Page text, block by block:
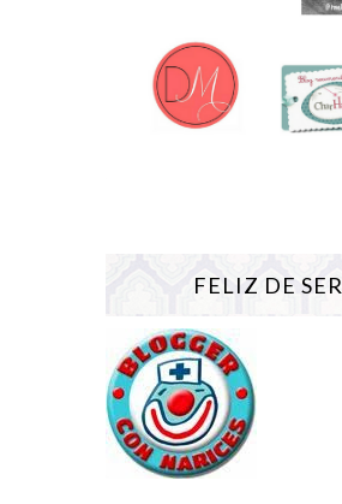
FELIZ DE SER